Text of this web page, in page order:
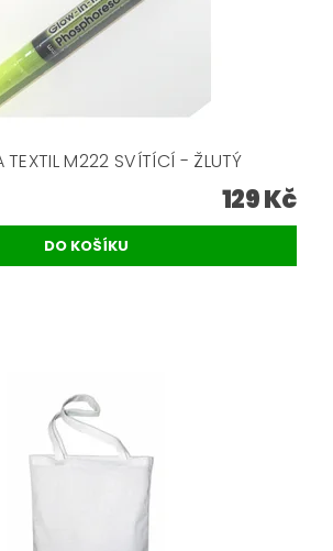
M222 SVÍTÍCÍ - ŽLUTÝ
129 Kč